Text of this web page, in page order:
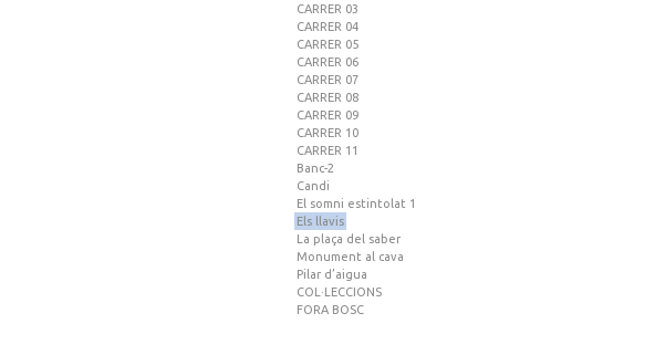
CARRER 03
CARRER 04
CARRER 05
CARRER 06
CARRER 07
CARRER 08
CARRER 09
CARRER 10
CARRER 11
Banc-2
Candi
El somni estintolat 1
Els llavis
La plaça del saber
Monument al cava
Pilar d’aigua
COL·LECCIONS
FORA BOSC